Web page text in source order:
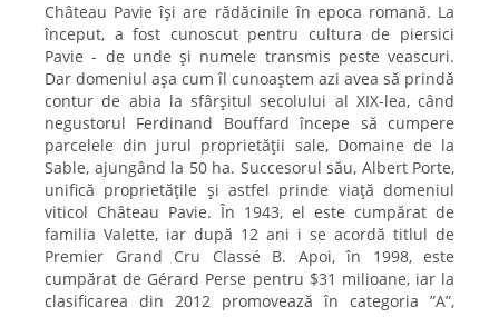
Château Pavie își are rădăcinile în epoca romană. La
început, a fost cunoscut pentru cultura de piersici
Pavie - de unde și numele transmis peste veascuri.
Dar domeniul așa cum îl cunoaștem azi avea să prindă
contur de abia la sfârșitul secolului al XIX-lea, când
negustorul Ferdinand Bouffard începe să cumpere
parcelele din jurul proprietății sale, Domaine de la
Sable, ajungând la 50 ha. Succesorul său, Albert Porte,
unifică proprietățile și astfel prinde viață domeniul
viticol Château Pavie. În 1943, el este cumpărat de
familia Valette, iar după 12 ani i se acordă titlul de
Premier Grand Cru Classé B. Apoi, în 1998, este
cumpărat de Gérard Perse pentru $31 milioane, iar la
clasificarea din 2012 promovează în categoria ”A”,